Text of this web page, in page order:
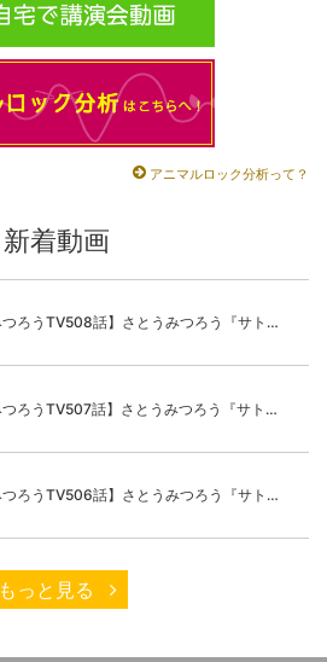
アニマルロック分析って？
新着動画
【みつろうTV508話】さとうみつろう『サトレル男塾』編④「“毎日”が変わります。楽しく」
【みつろうTV507話】さとうみつろう『サトレル男塾』編③「快楽は“自分のカラダの内側”にしかない」
【みつろうTV506話】さとうみつろう『サトレル男塾』編②「不思議な棒をお尻に…」
もっと見る